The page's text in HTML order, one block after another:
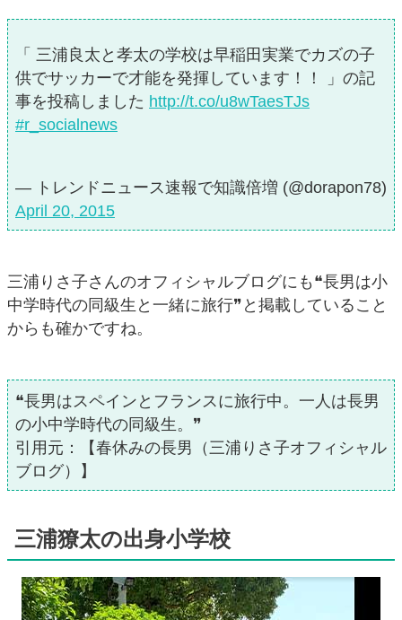
「 三浦良太と孝太の学校は早稲田実業でカズの子
供でサッカーで才能を発揮しています！！ 」の記
事を投稿しました http://t.co/u8wTaesTJs
#r_socialnews
— トレンドニュース速報で知識倍増 (@dorapon78)
April 20, 2015
三浦りさ子さんのオフィシャルブログにも❝長男は小
中学時代の同級生と一緒に旅行❞と掲載していること
からも確かですね。
❝長男はスペインとフランスに旅行中。一人は長男
の小中学時代の同級生。❞
引用元：【春休みの長男（三浦りさ子オフィシャル
ブログ）】
三浦獠太の出身小学校